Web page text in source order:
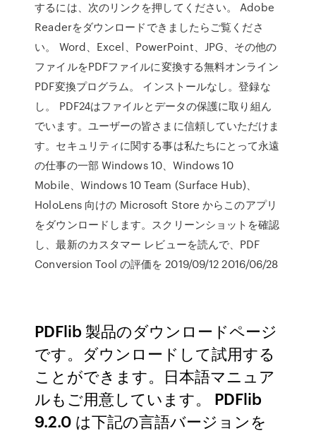
するには、次のリンクを押してください。 Adobe
Readerをダウンロードできましたらご覧くださ
い。 Word、Excel、PowerPoint、JPG、その他の
ファイルをPDFファイルに変換する無料オンライン
PDF変換プログラム。 インストールなし。登録な
し。 PDF24はファイルとデータの保護に取り組ん
でいます。ユーザーの皆さまに信頼していただけま
す。セキュリティに関する事は私たちにとって永遠
の仕事の一部 Windows 10、Windows 10
Mobile、Windows 10 Team (Surface Hub)、
HoloLens 向けの Microsoft Store からこのアプリ
をダウンロードします。スクリーンショットを確認
し、最新のカスタマー レビューを読んで、PDF
Conversion Tool の評価を 2019/09/12 2016/06/28
PDFlib 製品のダウンロードページ
です。ダウンロードして試用する
ことができます。日本語マニュア
ルもご用意しています。 PDFlib
9.2.0 は下記の言語バージョンを